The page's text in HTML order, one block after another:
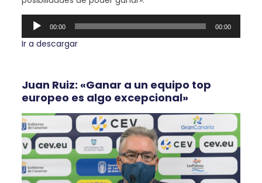
Reproductor
audio
00:00 00:00
Ir a descargar
Juan Ruiz: «Ganar a un equipo top
europeo es algo excepcional»